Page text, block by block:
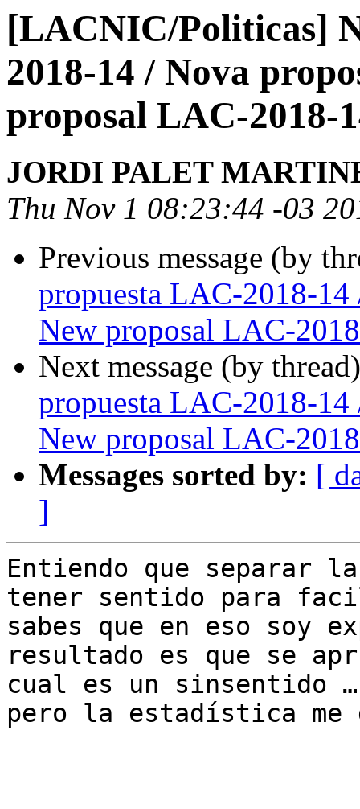
[LACNIC/Politicas]
2018-14 / Nova
proposal LAC-2018-
JORDI PALET
Thu Nov 1 08:23:44 -03
Previous message (by
propuesta LAC-2018-
New proposal LAC-
Next message (by
propuesta LAC-2018-
New proposal LAC-
Messages sorted by: [
]
Entiendo que separar
tener sentido para
sabes que en eso soy
resultado es que se
cual es un sinsentido
pero la estadística me